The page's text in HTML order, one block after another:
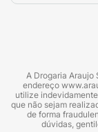
A Drogaria Araujo
endereço
utilize
que não sejam
de forma
dúvidas,